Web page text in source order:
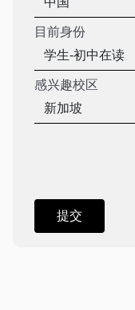
目前身份
感兴趣校区